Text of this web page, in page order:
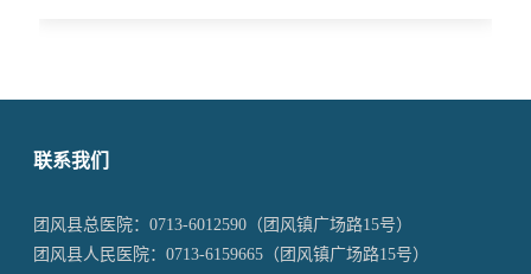
联系我们
团风县总医院：0713-6012590 （团风镇广场路15号）
团风县人民医院：0713-6159665 （团风镇广场路15号）